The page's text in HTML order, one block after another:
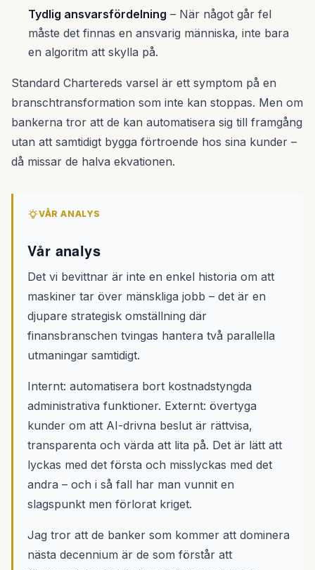
Tydlig ansvarsfördelning – När något går fel
måste det finnas en ansvarig människa, inte bara
en algoritm att skylla på.
Standard Chartereds varsel är ett symptom på en
branschtransformation som inte kan stoppas. Men om
bankerna tror att de kan automatisera sig till framgång
utan att samtidigt bygga förtroende hos sina kunder –
då missar de halva ekvationen.
VÅR ANALYS
Vår analys
Det vi bevittnar är inte en enkel historia om att
maskiner tar över mänskliga jobb – det är en
djupare strategisk omställning där
finansbranschen tvingas hantera två parallella
utmaningar samtidigt.
Internt: automatisera bort kostnadstyngda
administrativa funktioner. Externt: övertyga
kunder om att AI-drivna beslut är rättvisa,
transparenta och värda att lita på. Det är lätt att
lyckas med det första och misslyckas med det
andra – och i så fall har man vunnit en
slagspunkt men förlorat kriget.
Jag tror att de banker som kommer att dominera
nästa decennium är de som förstår att